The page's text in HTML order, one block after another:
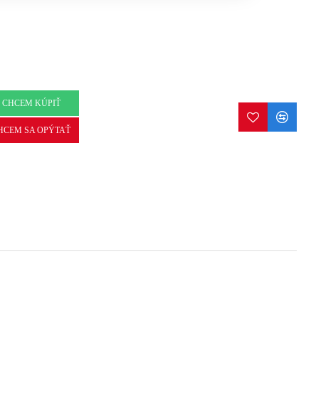
CHCEM KÚPIŤ
SA OPÝTAŤ